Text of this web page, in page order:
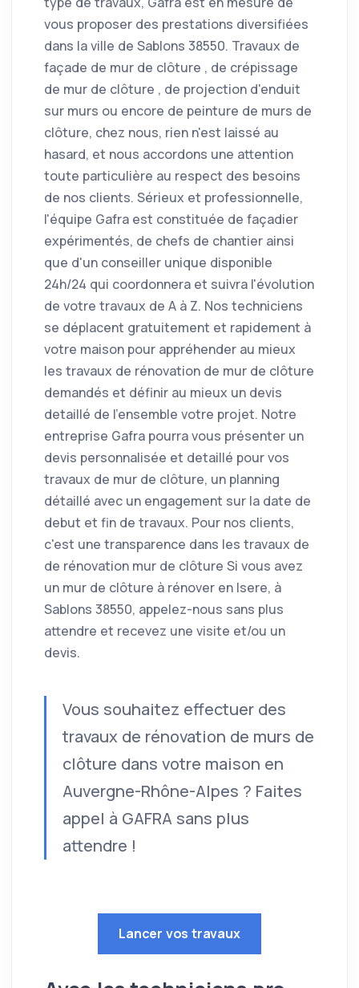
vous proposer des prestations diversifiées
dans la ville de Sablons 38550. Travaux de
façade de mur de clôture , de crépissage
de mur de clôture , de projection d'enduit
sur murs ou encore de peinture de murs de
clôture, chez nous, rien n'est laissé au
hasard, et nous accordons une attention
toute particulière au respect des besoins
de nos clients. Sérieux et professionnelle,
l'équipe Gafra est constituée de façadier
expérimentés, de chefs de chantier ainsi
que d'un conseiller unique disponible
24h/24 qui coordonnera et suivra l'évolution
de votre travaux de A à Z. Nos techniciens
se déplacent gratuitement et rapidement à
votre maison pour appréhender au mieux
les travaux de rénovation de mur de clôture
demandés et définir au mieux un devis
detaillé de l'ensemble votre projet. Notre
entreprise Gafra pourra vous présenter un
devis personnalisée et detaillé pour vos
travaux de mur de clôture, un planning
détaillé avec un engagement sur la date de
debut et fin de travaux. Pour nos clients,
c'est une transparence dans les travaux de
de rénovation mur de clôture Si vous avez
un mur de clôture à rénover en Isere, à
Sablons 38550, appelez-nous sans plus
attendre et recevez une visite et/ou un
devis.
Vous souhaitez effectuer des
travaux de rénovation de murs de
clôture dans votre maison en
Auvergne-Rhône-Alpes ? Faites
appel à GAFRA sans plus
attendre !
Lancer vos travaux